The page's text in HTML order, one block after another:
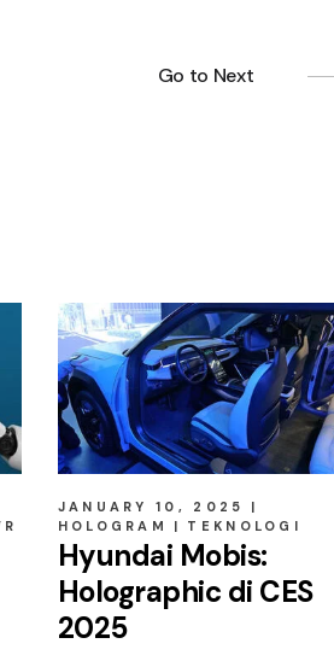
Go to Next
JANUARY 10, 2025
HOLOGRAM
TEKNOLOGI
Hyundai Mobis:
Holographic di CES
2025